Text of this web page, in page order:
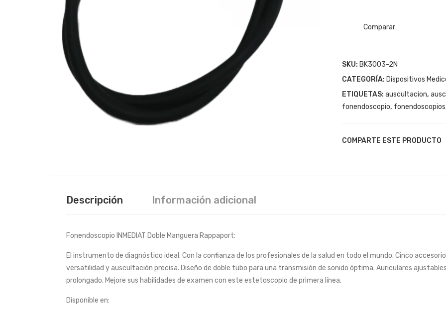
INMEDIATComparar
SKU: BK3003-2N
CATEGORÍA: Dispositivos
ETIQUETAS: auscultacion,
fonendoscopio, fonendoscopios
COMPARTE ESTE PRODUCTO
Descripción Información adicional
Fonendoscopio INMEDIAT Doble Manguera Rappaport:
El instrumento de diagnóstico ideal. Con la confianza de los profesionales de la salud en todo el mundo. Cinco
versatilidad y auscultación precisa. Diseño de doble tubo para una transmisión de sonido óptima. Auriculares
prolongado. Mejore sus habilidades de examen con este estetoscopio de primera línea.
Disponible en: